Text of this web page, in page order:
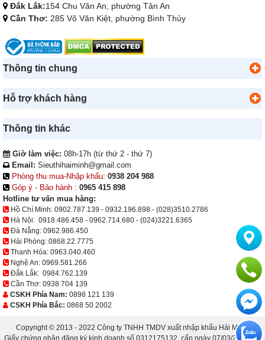
Đắk Lắk:154 Chu Văn An, phường Tân An
Cần Thơ: 285 Võ Văn Kiệt, phường Bình Thủy
Thông tin chung
Hỗ trợ khách hàng
Thông tin khác
Giờ làm việc: 08h-17h (từ thứ 2 - thứ 7)
Email: Sieuthihaiminh@gmail.com
Phòng thu mua-Nhập khẩu: 0938 204 988
Góp ý - Bảo hành : 0965 415 898
Hotline tư vấn mua hàng:
Hồ Chí Minh: 0902.787.139 - 0932.196.898 - (028)3510.2786
Hà Nội: 0918.486.458 - 0962.714.680 - (024)3221.6365
Đà Nẵng: 0962.986.450
Hải Phòng: 0868.22.7775
Thanh Hóa: 0963.040.460
Nghệ An: 0969.581.266
Đắk Lắk: 0984.762.139
Cần Thơ: 0938 704 139
CSKH Phía Nam: 0898 121 139
CSKH Phía Bắc: 0868 50 2002
Copyright © 2013 - 2022 Công ty TNHH TMDV xuất nhập khẩu Hải Minh.
Giấy chứng nhận đăng ký kinh doanh số 0312175132, cấp ngày 07/03/2013 bởi